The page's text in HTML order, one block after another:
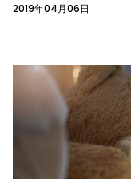
2019年04月06日